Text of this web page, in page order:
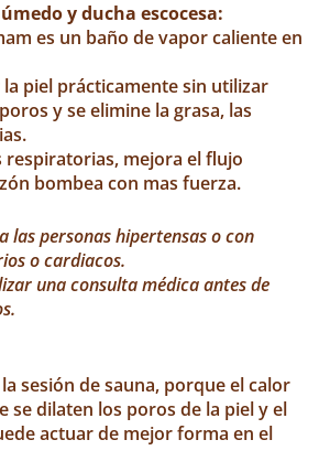
y ducha escocesa:
es un baño de vapor caliente en
la piel prácticamente sin utilizar
y se elimine la grasa, las
respiratorias, mejora el flujo
bombea con mas fuerza.
las personas hipertensas o con
o cardiacos.
una consulta médica antes de
sesión de sauna, porque el calor
se dilaten los poros de la piel y el
actuar de mejor forma en el